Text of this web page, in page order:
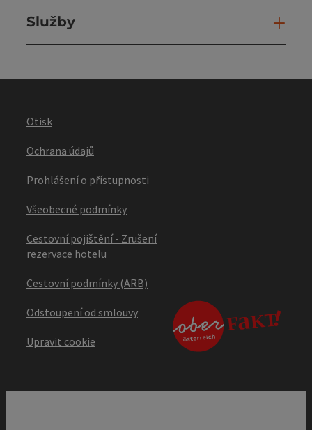
Služby
Otisk
Ochrana údajů
Prohlášení o přístupnosti
Všeobecné podmínky
Cestovní pojištění - Zrušení
rezervace hotelu
Cestovní podmínky (ARB)
Odstoupení od smlouvy
Upravit cookie